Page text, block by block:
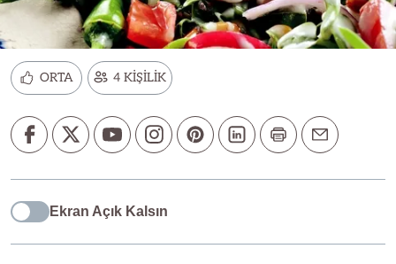
ORTA 4 KİŞİLİK
Ekran Açık Kalsın